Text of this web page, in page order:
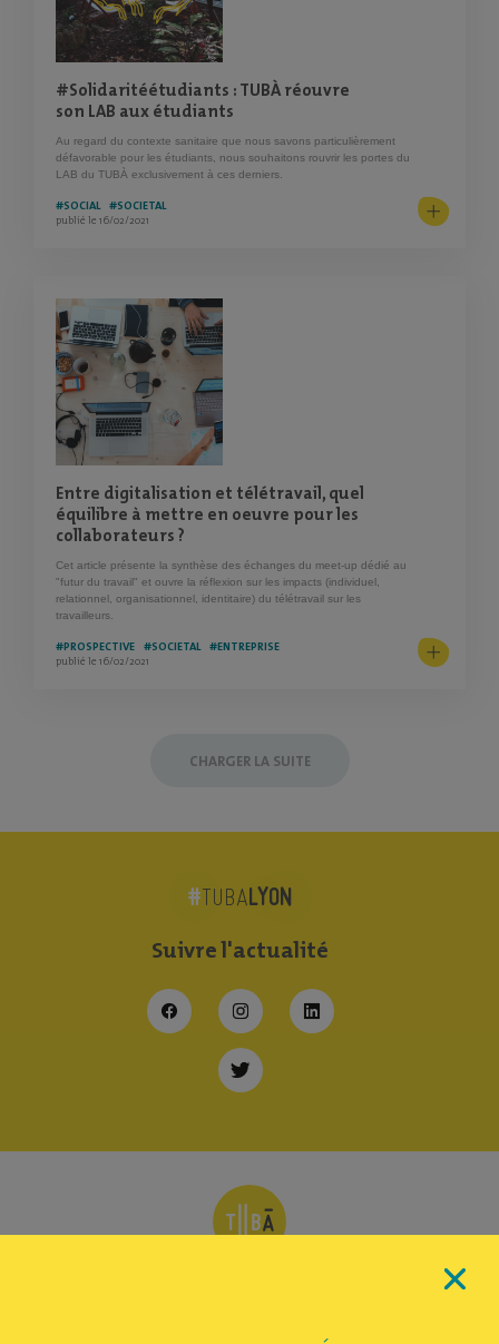
#Solidaritéétudiants : TUBÀ réouvre
son LAB aux étudiants
Au regard du contexte sanitaire que nous savons particulièrement
défavorable pour les étudiants, nous souhaitons rouvrir les portes du
LAB du TUBÀ exclusivement à ces derniers.
#SOCIAL #SOCIETAL
publié le 16/02/2021
Entre digitalisation et télétravail, quel
équilibre à mettre en oeuvre pour les
collaborateurs ?
Cet article présente la synthèse des échanges du meet-up dédié au
"futur du travail" et ouvre la réflexion sur les impacts (individuel,
relationnel, organisationnel, identitaire) du télétravail sur les
travailleurs.
#PROSPECTIVE #SOCIETAL #ENTREPRISE
publié le 16/02/2021
CHARGER LA SUITE
# TUBALYON
Suivrel'actualité